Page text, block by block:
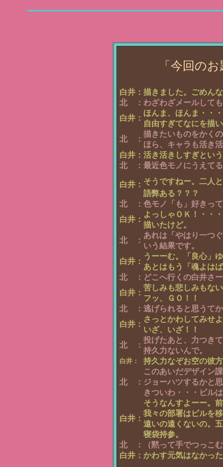
「今回の
白井： 描きました。ごめん
北　： わざわざメールして
白井：
ほんま、ほんま・・
自由すぎてなにを描
北　：
描きたいものをかく
ほら、キャラも活き
白井： 活き活きしすぎとい
北　： 最近色モノにうえて
白井： そうですねー。二人
語弊ある？？？
北　： 色モノ「も」好きっ
白井：
よっしゃＯＫ！・・
描いたけど。
北　：
あれは「やはり一つ
いう結果です。
白井：
うーーむ。「良心」
あとはもう「魂よは
北　： どこへ行くの白井さ
白井：
苦しみも悲しみもな
フッ、ＧＯ！！
北　： 逃げられると思うて
白井：
さっとかわしてみせ
いざ、いざ！！
北　：
投げたあと、力つき
持久力ないんで。
白井： 持久力なぞお空の彼
北　：
このあいだデザイン
ジョーハツするかと
きついわ・・・ビル
白井：
そうなんすよーー。
我々の部署はビルを
遠いの遠くないの。
寝袋持参。
北　：
（黙って手でつっこ
白井： かわす元気はなかっ